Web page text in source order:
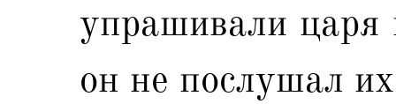
упрашивали царя
он не послушал